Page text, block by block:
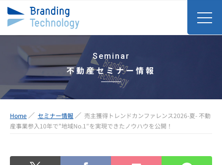
Seminar
不動産セミナー情報
Home セミナー情報
売主獲得トレンドカンファレンス2026-夏- 不動
産事業参入10年で”地域No.1″を実現できたノウハウを公開！